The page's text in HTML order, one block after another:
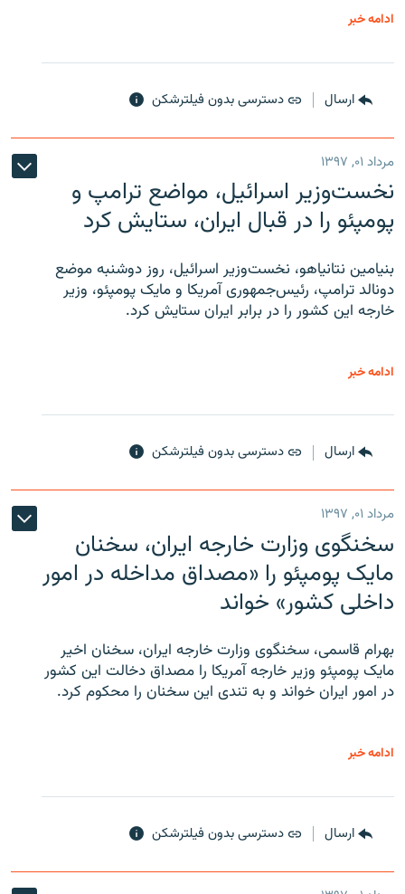
ادامه خبر
ارسال دسترسی بدون فیلترشکن
مرداد ۰۱, ۱۳۹۷
نخست‌وزیر اسرائیل، مواضع ترامپ و
پومپئو را در قبال ایران، ستایش کرد
بنیامین نتانیاهو، نخست‌وزیر اسرائیل، روز دوشنبه موضع
دونالد ترامپ، رئیس‌جمهوری آمریکا و مایک پومپئو، وزیر
خارجه این کشور را در برابر ایران ستایش کرد.
ادامه خبر
ارسال دسترسی بدون فیلترشکن
مرداد ۰۱, ۱۳۹۷
سخنگوی وزارت خارجه ایران، سخنان
مایک پومپئو را «مصداق مداخله در امور
داخلی کشور» خواند
بهرام قاسمی، سخنگوی وزارت خارجه ایران، سخنان اخیر
مایک پومپئو وزیر خارجه آمریکا را مصداق دخالت این کشور
در امور ایران خواند و به تندی این سخنان را محکوم کرد.
ادامه خبر
ارسال دسترسی بدون فیلترشکن